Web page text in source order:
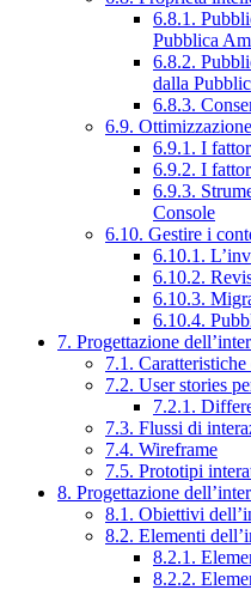
6.8.1.
Pubblica
6.8.2.
dalla
6.8.3.
6.9.
6.9.1. I
6.9.2. I
6.9.3.
Console
6.10. Gestire i
6.10.1.
6.10.2.
6.10.3.
6.10.4.
7. Progettazione
7.1.
7.2. User stories
7.2.1.
7.3. Flussi di
7.4. Wireframe
7.5. Prototipi
8. Progettazione
8.1. Obiettivi
8.2. Elementi
8.2.1.
8.2.2.